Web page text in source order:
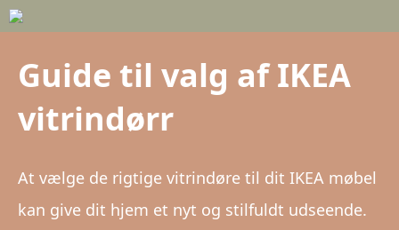
Guide til valg af IKEA
vitrindørr
At vælge de rigtige vitrindøre til dit IKEA møbel
kan give dit hjem et nyt og stilfuldt udseende.